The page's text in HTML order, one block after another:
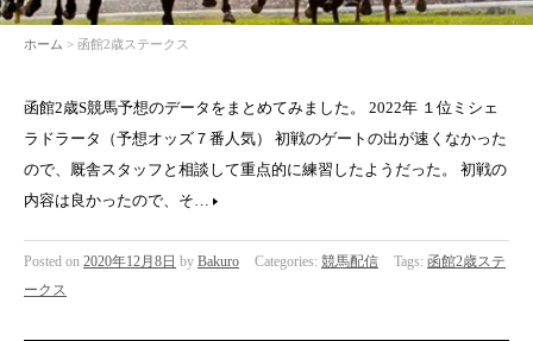
ホーム > 函館2歳ステークス
函館2歳S競馬予想のデータをまとめてみました。 2022年 １位ミシェ
ラドラータ（予想オッズ７番人気） 初戦のゲートの出が速くなかった
ので、厩舎スタッフと相談して重点的に練習したようだった。 初戦の
内容は良かったので、そ…
Posted on 2020年12月8日 by Bakuro Categories: 競馬配信 Tags: 函館2歳ステ
ークス